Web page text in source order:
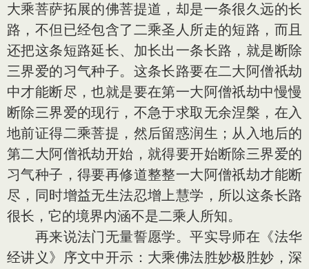
大乘菩萨拓展的佛菩提道，却是一条很久远的长
路，不但已经包含了二乘圣人所走的短路，而且
还把这条短路延长、加长出一条长路，就是断除
三界爱的习气种子。这条长路要在二大阿僧祇劫
中才能断尽，也就是要在第一大阿僧祇劫中慢慢
断除三界爱的现行，不急于求取无余涅槃，在入
地前证得二乘菩提，然后留惑润生；从入地后的
第二大阿僧祇劫开始，就得要开始断除三界爱的
习气种子，得要再修道整整一大阿僧祇劫才能断
尽，同时增益无生法忍增上慧学，所以这条长路
很长，它的境界内涵不是二乘人所知。
再来说法门无量誓愿学。平实导师在《法华
经讲义》序文中开示：大乘佛法胜妙极胜妙，深